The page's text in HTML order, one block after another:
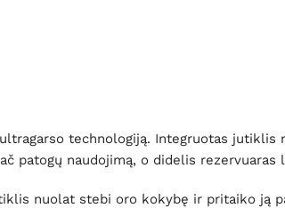
technologiją. Integruotas
patogų naudojimą, o didelis
nuolat stebi oro kokybę ir pritaiko ją